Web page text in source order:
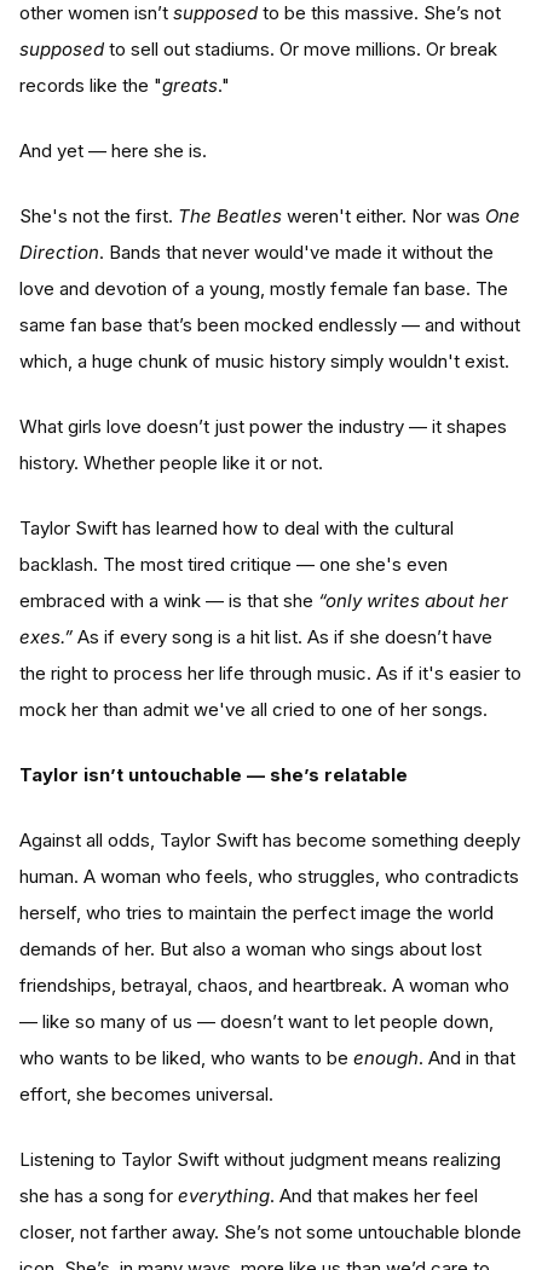
other women isn’t supposed to be this massive. She’s not
supposed to sell out stadiums. Or move millions. Or break
records like the "greats."
And yet — here she is.
She's not the first. The Beatles weren't either. Nor was One
Direction. Bands that never would've made it without the
love and devotion of a young, mostly female fan base. The
same fan base that’s been mocked endlessly — and without
which, a huge chunk of music history simply wouldn't exist.
What girls love doesn’t just power the industry — it shapes
history. Whether people like it or not.
Taylor Swift has learned how to deal with the cultural
backlash. The most tired critique — one she's even
embraced with a wink — is that she “only writes about her
exes.” As if every song is a hit list. As if she doesn’t have
the right to process her life through music. As if it's easier to
mock her than admit we've all cried to one of her songs.
Taylor isn’t untouchable — she’s relatable
Against all odds, Taylor Swift has become something deeply
human. A woman who feels, who struggles, who contradicts
herself, who tries to maintain the perfect image the world
demands of her. But also a woman who sings about lost
friendships, betrayal, chaos, and heartbreak. A woman who
— like so many of us — doesn’t want to let people down,
who wants to be liked, who wants to be enough. And in that
effort, she becomes universal.
Listening to Taylor Swift without judgment means realizing
she has a song for everything. And that makes her feel
closer, not farther away. She’s not some untouchable blonde